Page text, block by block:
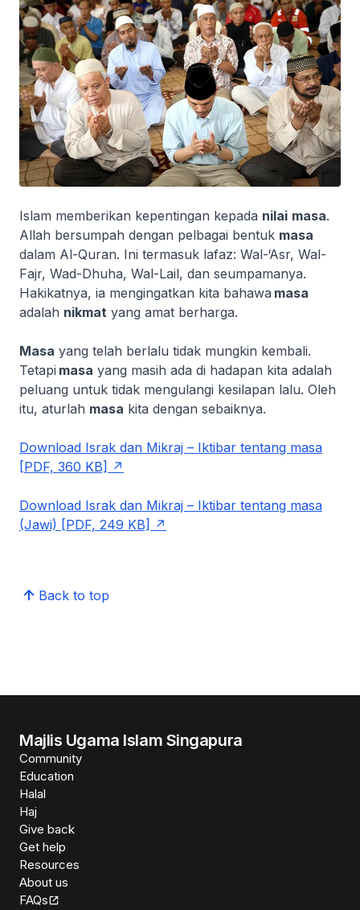
Islam memberikan kepentingan kepada nilai masa.
Allah bersumpah dengan pelbagai bentuk masa
dalam Al-Quran. Ini termasuk lafaz: Wal-‘Asr, Wal-
Fajr, Wad-Dhuha, Wal-Lail, dan seumpamanya.
Hakikatnya, ia mengingatkan kita bahawa masa
adalah nikmat yang amat berharga.
Masa yang telah berlalu tidak mungkin kembali.
Tetapi masa yang masih ada di hadapan kita adalah
peluang untuk tidak mengulangi kesilapan lalu. Oleh
itu, aturlah masa kita dengan sebaiknya.
Download Israk dan Mikraj – Iktibar tentang masa
[PDF, 360 KB]
Download Israk dan Mikraj – Iktibar tentang masa
(Jawi) [PDF, 249 KB]
Back to top
Majlis Ugama Islam Singapura
Community
Education
Halal
Haj
Give back
Get help
Resources
About us
FAQs